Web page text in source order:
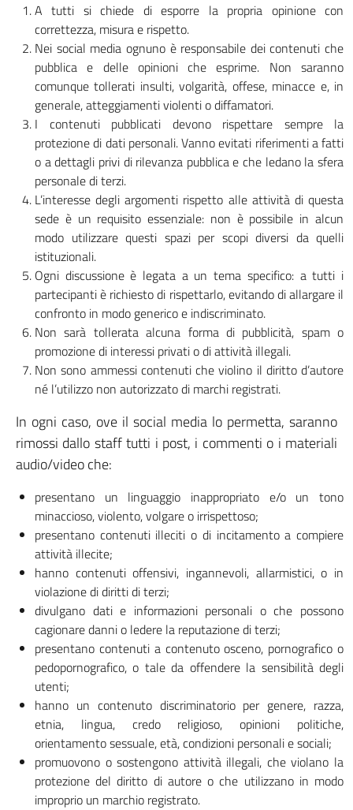
A tutti si chiede di esporre la propria opinione con
correttezza, misura e rispetto.
Nei social media ognuno è responsabile dei contenuti che
pubblica e delle opinioni che esprime. Non saranno
comunque tollerati insulti, volgarità, offese, minacce e, in
generale, atteggiamenti violenti o diffamatori.
I contenuti pubblicati devono rispettare sempre la
protezione di dati personali. Vanno evitati riferimenti a fatti
o a dettagli privi di rilevanza pubblica e che ledano la sfera
personale di terzi.
L’interesse degli argomenti rispetto alle attività di questa
sede è un requisito essenziale: non è possibile in alcun
modo utilizzare questi spazi per scopi diversi da quelli
istituzionali.
Ogni discussione è legata a un tema specifico: a tutti i
partecipanti è richiesto di rispettarlo, evitando di allargare il
confronto in modo generico e indiscriminato.
Non sarà tollerata alcuna forma di pubblicità, spam o
promozione di interessi privati o di attività illegali.
Non sono ammessi contenuti che violino il diritto d’autore
né l’utilizzo non autorizzato di marchi registrati.
In ogni caso, ove il social media lo permetta, saranno
rimossi dallo staff tutti i post, i commenti o i materiali
audio/video che:
presentano un linguaggio inappropriato e/o un tono
minaccioso, violento, volgare o irrispettoso;
presentano contenuti illeciti o di incitamento a compiere
attività illecite;
hanno contenuti offensivi, ingannevoli, allarmistici, o in
violazione di diritti di terzi;
divulgano dati e informazioni personali o che possono
cagionare danni o ledere la reputazione di terzi;
presentano contenuti a contenuto osceno, pornografico o
pedopornografico, o tale da offendere la sensibilità degli
utenti;
hanno un contenuto discriminatorio per genere, razza,
etnia, lingua, credo religioso, opinioni politiche,
orientamento sessuale, età, condizioni personali e sociali;
promuovono o sostengono attività illegali, che violano la
protezione del diritto di autore o che utilizzano in modo
improprio un marchio registrato.